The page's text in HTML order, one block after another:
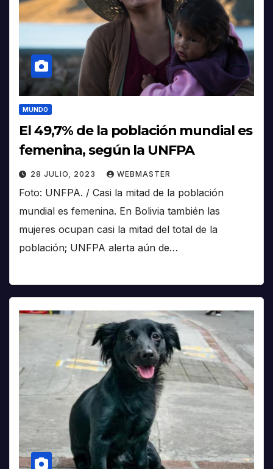
MUNDO
El 49,7% de la población mundial es
femenina, según la UNFPA
28 JULIO, 2023 WEBMASTER
Foto: UNFPA. / Casi la mitad de la población
mundial es femenina. En Bolivia también las
mujeres ocupan casi la mitad del total de la
población; UNFPA alerta aún de…